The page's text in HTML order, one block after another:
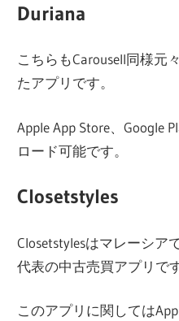
Duriana
こちらもCarousell同様元
たアプリです。
Apple App Store、Google
ロード可能です。
Closetstyles
Closetstylesはマレーシア
代表の中古売買アプリです
このアプリに関しては